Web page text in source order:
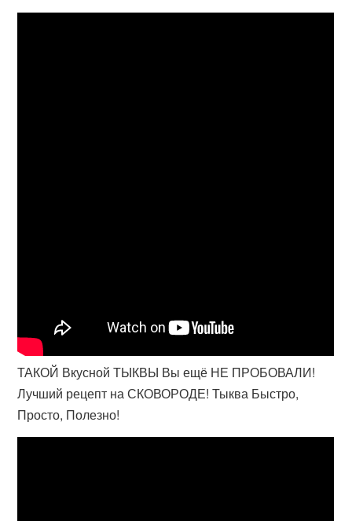
ТАКОЙ Вкусной ТЫКВЫ Вы ещё НЕ ПРОБОВАЛИ!
Лучший рецепт на СКОВОРОДЕ! Тыква Быстро,
Просто, Полезно!